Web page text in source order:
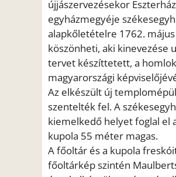
újjászervezésekor
egyházmegyéje
alapkőletételre 1762.
köszönheti, aki kinevezése
tervet készíttetett, a
magyarországi
Az elkészült új
szentelték fel. A
kiemelkedő helyet foglal el
kupola 55 méter magas.
A főoltár és a kupola
főoltárkép szintén